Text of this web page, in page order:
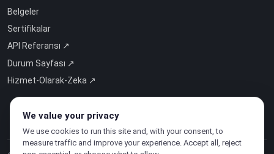
Belgeler
Sertifikalar
API Referansı ↗
Durum Sayfası ↗
Hizmet-Olarak-Zeka ↗
We value your privacy
We use cookies to run this site and, with your consent, to
measure traffic and improve your experience. Accept all, reject